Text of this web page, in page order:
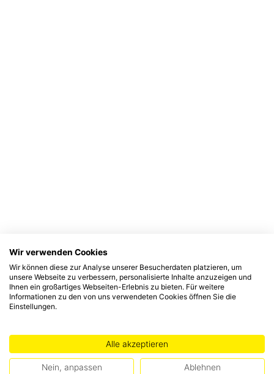
Wir verwenden Cookies
Wir können diese zur Analyse unserer Besucherdaten platzieren, um
unsere Webseite zu verbessern, personalisierte Inhalte anzuzeigen und
Ihnen ein großartiges Webseiten-Erlebnis zu bieten. Für weitere
Informationen zu den von uns verwendeten Cookies öffnen Sie die
Einstellungen.
Alle akzeptieren
Nein, anpassen Ablehnen